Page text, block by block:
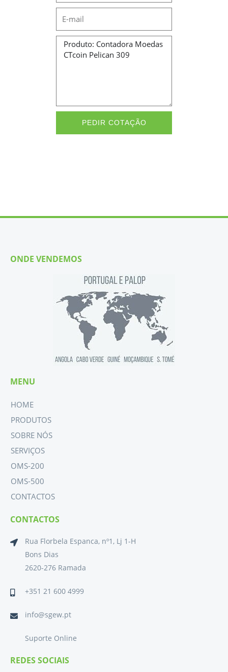
Message
PEDIR COTAÇÃO
ONDE VENDEMOS
MENU
HOME
PRODUTOS
SOBRE NÓS
SERVIÇOS
OMS-200
OMS-500
CONTACTOS
CONTACTOS
Rua Florbela Espanca, nº1, Lj 1-H
Bons Dias
2620-276 Ramada
+351 21 600 4999
info@sgew.pt
Suporte Online
REDES SOCIAIS